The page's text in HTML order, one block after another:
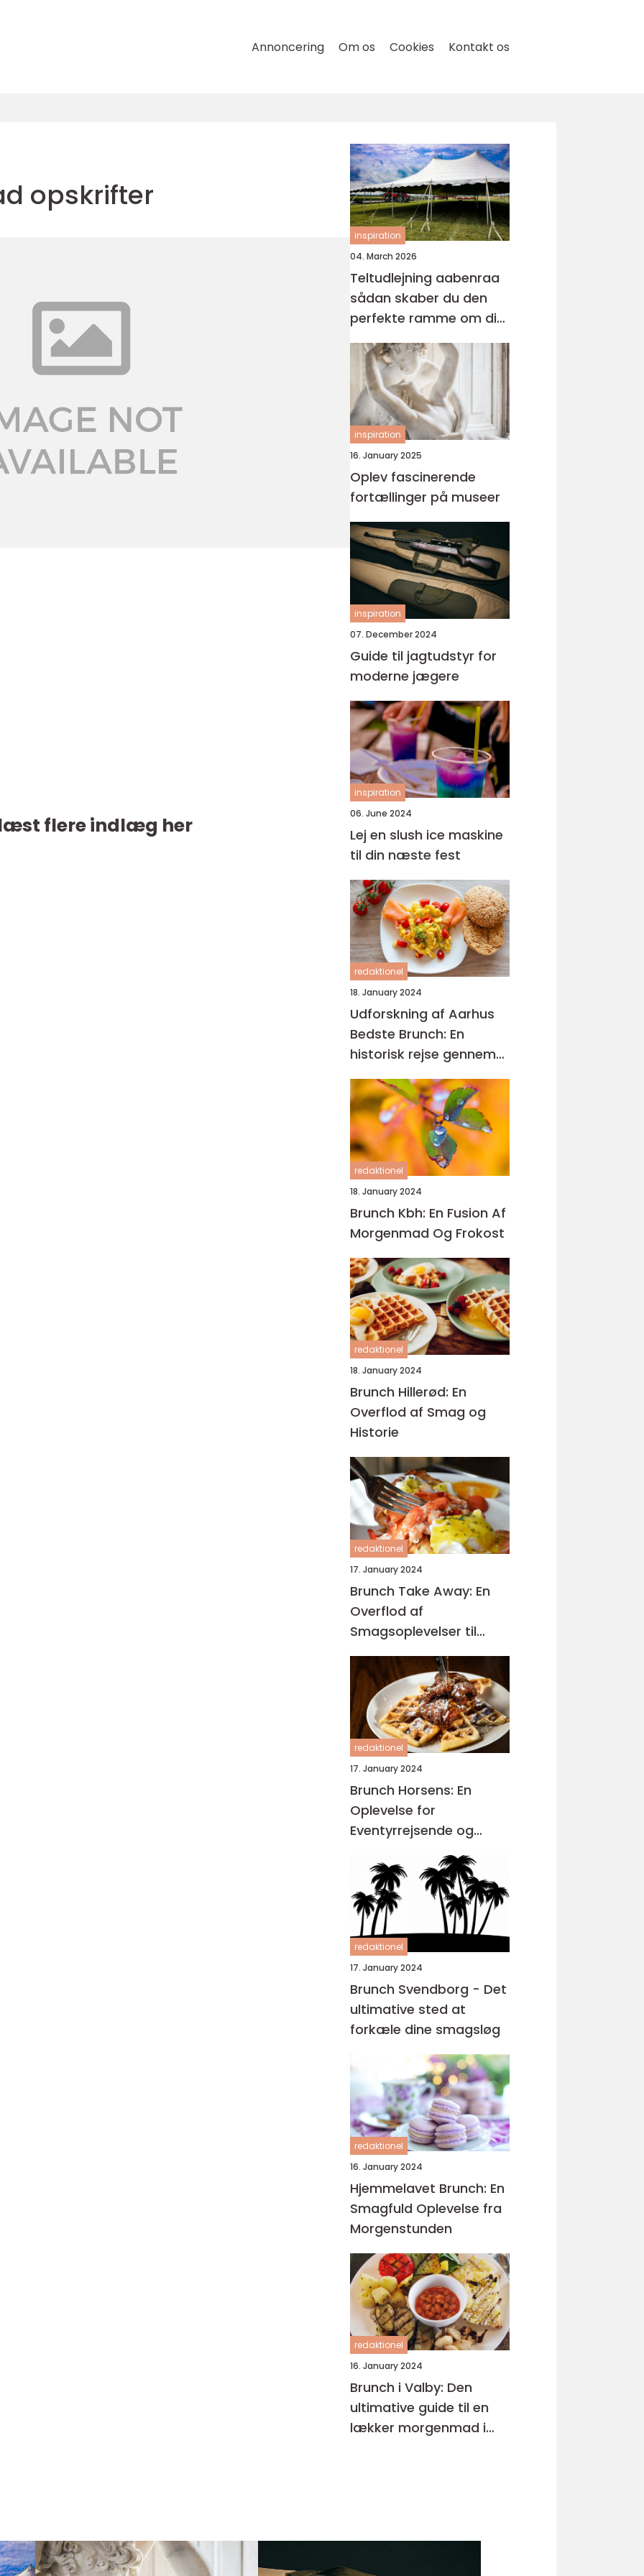
Annoncering Om os Cookies Kontakt os
opskrifter
flere indlæg her
inspiration
04. March 2026
Teltudlejning aabenraa
sådan skaber du den
perfekte ramme om din
fest
inspiration
16. January 2025
Oplev fascinerende
fortællinger på museer
inspiration
07. December 2024
Guide til jagtudstyr for
moderne jægere
inspiration
06. June 2024
Lej en slush ice maskine
til din næste fest
redaktionel
18. January 2024
Udforskning af Aarhus
Bedste Brunch: En
historisk rejse gennem
gastronomisk
mangfoldighed
redaktionel
18. January 2024
Brunch Kbh: En Fusion Af
Morgenmad Og Frokost
redaktionel
18. January 2024
Brunch Hillerød: En
Overflod af Smag og
Historie
redaktionel
17. January 2024
Brunch Take Away: En
Overflod af
Smagsoplevelser til
Dem på Farten
redaktionel
17. January 2024
Brunch Horsens: En
Oplevelse for
Eventyrrejsende og
redaktionel
17. January 2024
Brunch Svendborg - Det
ultimative sted at
forkæle dine smagsløg
redaktionel
16. January 2024
Hjemmelavet Brunch: En
Smagfuld Oplevelse fra
Morgenstunden
redaktionel
16. January 2024
Brunch i Valby: Den
ultimative guide til en
lækker morgenmad i